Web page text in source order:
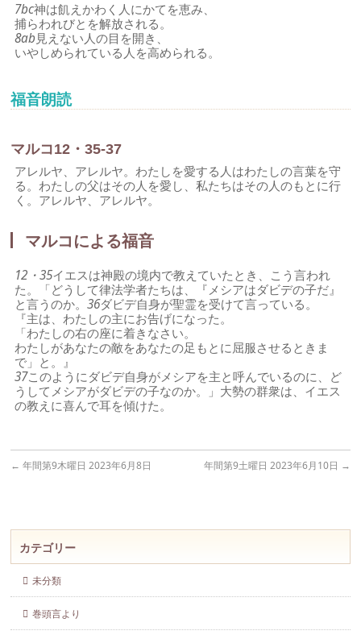
7bc神は飢えかわく人にかてを恵み、
捕らわれびとを解放される。
8ab見えない人の目を開き、
いやしめられている人を高められる。
福音朗読
マルコ12・35-37
アレルヤ、アレルヤ。わたしを愛する人はわたしの言葉を守
る。わたしの父はその人を愛し、私たちはその人のもとに行
く。アレルヤ、アレルヤ。
マルコによる福音
12・35イエスは神殿の境内で教えていたとき、こう言われ
た。「どうして律法学者たちは、『メシアはダビデの子だ』
と言うのか。36ダビデ自身が聖霊を受けて言っている。
『主は、わたしの主にお告げになった。
「わたしの右の座に着きなさい。
わたしがあなたの敵をあなたの足もとに屈服させるときま
で」と。』
37このようにダビデ自身がメシアを主と呼んでいるのに、ど
うしてメシアがダビデの子なのか。」大勢の群衆は、イエス
の教えに喜んで耳を傾けた。
← 年間第9木曜日 2023年6月8日 年間第9土曜日 2023年6月10日 →
カテゴリー
未分類
巻頭言より